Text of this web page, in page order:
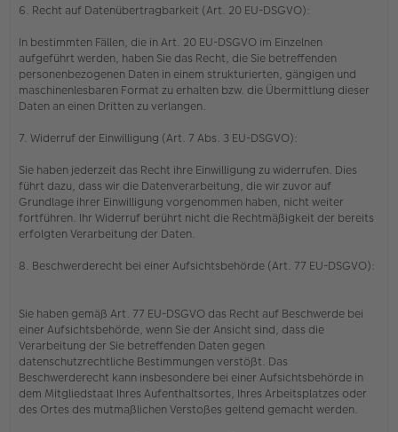
6. Recht auf Datenübertragbarkeit (Art. 20 EU-DSGVO):
In bestimmten Fällen, die in Art. 20 EU-DSGVO im Einzelnen
aufgeführt werden, haben Sie das Recht, die Sie betreffenden
personenbezogenen Daten in einem strukturierten, gängigen und
maschinenlesbaren Format zu erhalten bzw. die Übermittlung dieser
Daten an einen Dritten zu verlangen.
7. Widerruf der Einwilligung (Art. 7 Abs. 3 EU-DSGVO):
Sie haben jederzeit das Recht ihre Einwilligung zu widerrufen. Dies
führt dazu, dass wir die Datenverarbeitung, die wir zuvor auf
Grundlage ihrer Einwilligung vorgenommen haben, nicht weiter
fortführen. Ihr Widerruf berührt nicht die Rechtmäßigkeit der bereits
erfolgten Verarbeitung der Daten.
8. Beschwerderecht bei einer Aufsichtsbehörde (Art. 77 EU-DSGVO):
Sie haben gemäß Art. 77 EU-DSGVO das Recht auf Beschwerde bei
einer Aufsichtsbehörde, wenn Sie der Ansicht sind, dass die
Verarbeitung der Sie betreffenden Daten gegen
datenschutzrechtliche Bestimmungen verstößt. Das
Beschwerderecht kann insbesondere bei einer Aufsichtsbehörde in
dem Mitgliedstaat Ihres Aufenthaltsortes, Ihres Arbeitsplatzes oder
des Ortes des mutmaßlichen Verstoßes geltend gemacht werden.